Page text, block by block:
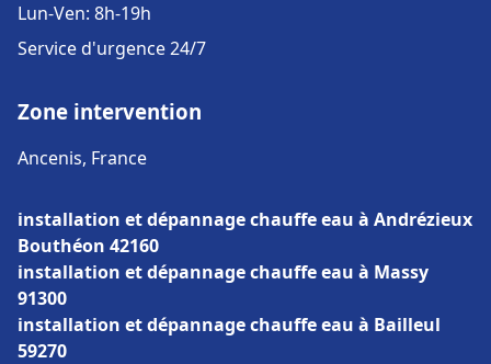
Lun-Ven: 8h-19h
Service d'urgence 24/7
Zone intervention
Ancenis, France
installation et dépannage chauffe eau à Andrézieux
Bouthéon 42160
installation et dépannage chauffe eau à Massy
91300
installation et dépannage chauffe eau à Bailleul
59270